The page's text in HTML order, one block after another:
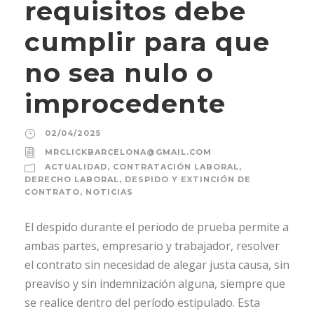
requisitos debe
cumplir para que
no sea nulo o
improcedente
02/04/2025
MRCLICKBARCELONA@GMAIL.COM
ACTUALIDAD, CONTRATACIÓN LABORAL,
DERECHO LABORAL, DESPIDO Y EXTINCIÓN DE
CONTRATO, NOTICIAS
El despido durante el periodo de prueba permite a
ambas partes, empresario y trabajador, resolver
el contrato sin necesidad de alegar justa causa, sin
preaviso y sin indemnización alguna, siempre que
se realice dentro del período estipulado. Esta